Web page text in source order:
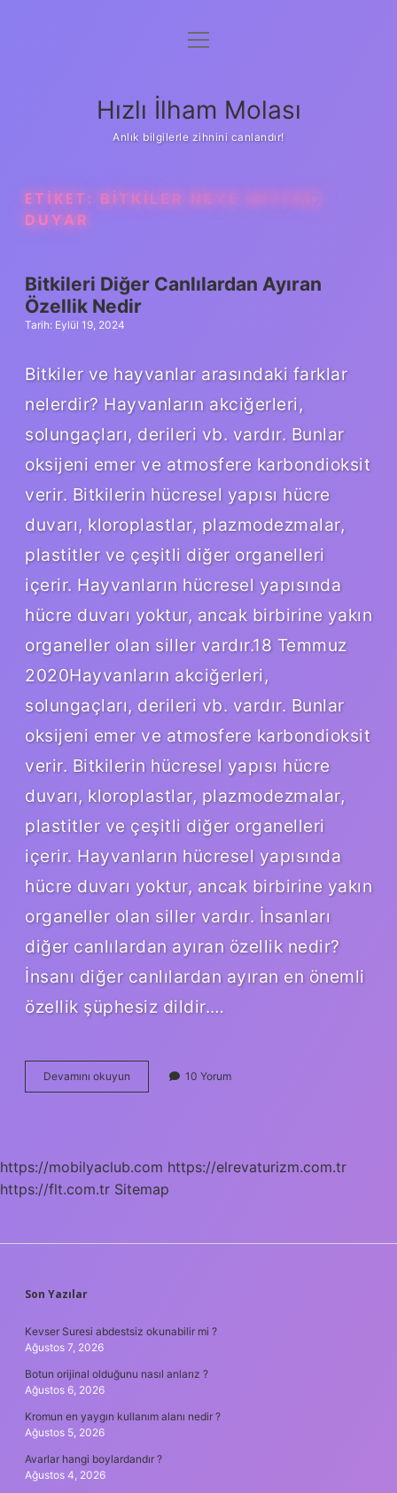
Anasayfa
Yasal Uyarı
menüyü
Hızlı İlham Molası
Anlık bilgilerle zihnini canlandır!
ETIKET: BITKILER NEYE IHTIYAÇ
DUYAR
Bitkileri Diğer Canlılardan Ayıran
Özellik Nedir
Tarih: Eylül 19, 2024
Bitkiler ve hayvanlar arasındaki farklar
nelerdir? Hayvanların akciğerleri,
solungaçları, derileri vb. vardır. Bunlar
oksijeni emer ve atmosfere karbondioksit
verir. Bitkilerin hücresel yapısı hücre
duvarı, kloroplastlar, plazmodezmalar,
plastitler ve çeşitli diğer organelleri
içerir. Hayvanların hücresel yapısında
hücre duvarı yoktur, ancak birbirine yakın
organeller olan siller vardır.18 Temmuz
2020Hayvanların akciğerleri,
solungaçları, derileri vb. vardır. Bunlar
oksijeni emer ve atmosfere karbondioksit
verir. Bitkilerin hücresel yapısı hücre
duvarı, kloroplastlar, plazmodezmalar,
plastitler ve çeşitli diğer organelleri
içerir. Hayvanların hücresel yapısında
hücre duvarı yoktur, ancak birbirine yakın
organeller olan siller vardır. İnsanları
diğer canlılardan ayıran özellik nedir?
İnsanı diğer canlılardan ayıran en önemli
özellik şüphesiz dildir.…
Devamını okuyun
Diğer
10 Yorum
https://mobilyaclub.com https://elrevaturizm.com.tr
https://flt.com.tr Sitemap
SIDEBAR
Son Yazılar
Kevser Suresi abdestsiz okunabilir mi ?
Ağustos 7, 2026
Botun orijinal olduğunu nasıl anlarız ?
Ağustos 6, 2026
Kromun en yaygın kullanım alanı nedir ?
Ağustos 5, 2026
Avarlar hangi boylardandır ?
Ağustos 4, 2026